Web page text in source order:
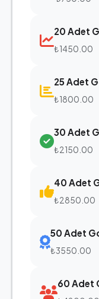
20 Adet
₺1450.00
25 Adet
₺1800.00
30 Adet
₺2150.00
40 Adet
₺2850.00
50 Adet
₺3550.00
60 Adet